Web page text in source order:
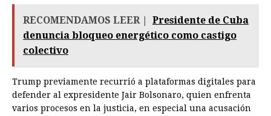
RECOMENDAMOS LEER |
Presidente de Cuba
denuncia bloqueo energético como castigo
colectivo
Trump previamente recurrió a plataformas digitales para
defender al expresidente Jair Bolsonaro, quien enfrenta
varios procesos en la justicia, en especial una acusación